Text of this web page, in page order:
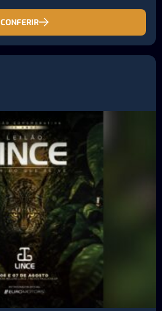
CONFERIR